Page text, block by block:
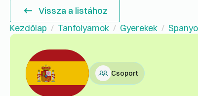
Vissza a listához
Kezdőlap
Tanfolyamok Gyerekek
Csoport